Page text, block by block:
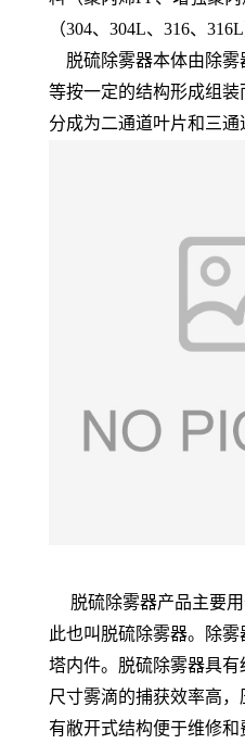
（304、304L、316、
脱硫除雾器本体由除雾
等按一定的结构形成组
分成为二通道叶片和三通
脱硫除雾器产品主要用
此也叫脱硫除雾器。除
塔内件。脱硫除雾器具
尺寸雾滴的捕获效率高
有敝开式结构便于维修